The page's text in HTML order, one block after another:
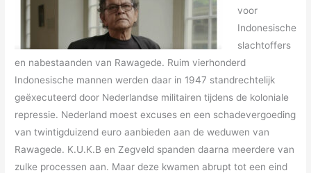
voor
Indonesische
slachtoffers
en nabestaanden van Rawagede. Ruim vierhonderd
Indonesische mannen werden daar in 1947 standrechtelijk
geëxecuteerd door Nederlandse militairen tijdens de koloniale
repressie. Nederland moest excuses en een schadevergoeding
van twintigduizend euro aanbieden aan de weduwen van
Rawagede. K.U.K.B en Zegveld spanden daarna meerdere van
zulke processen aan. Maar deze kwamen abrupt tot een eind